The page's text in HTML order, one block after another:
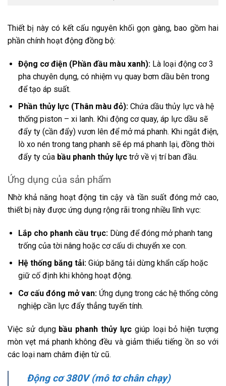
Thiết bị này có kết cấu nguyên khối gọn gàng, bao gồm hai
phần chính hoạt động đồng bộ:
Động cơ điện (Phần đầu màu xanh):Là loại động cơ 3
pha chuyên dụng, có nhiệm vụ quay bơm dầu bên trong
để tạo áp suất.
Phần thủy lực (Thân màu đỏ):Chứa dầu thủy lực và hệ
thống piston – xi lanh. Khi động cơ quay, áp lực dầu sẽ
đẩy ty (cần đẩy) vươn lên để mở má phanh. Khi ngắt điện,
lò xo nén trong tang phanh sẽ ép má phanh lại, đồng thời
đẩy ty của bầu phanh thủy lựctrở về vị trí ban đầu.
Ứng dụng của sản phẩm
Nhờ khả năng hoạt động tin cậy và tần suất đóng mở cao,
thiết bị này được ứng dụng rộng rãi trong nhiều lĩnh vực:
Lắp cho phanh cầu trục:Dùng để đóng mở phanh tang
trống của tời nâng hoặc cơ cấu di chuyển xe con.
Hệ thống băng tải:Giúp băng tải dừng khẩn cấp hoặc
giữ cố định khi không hoạt động.
Cơ cấu đóng mở van:Ứng dụng trong các hệ thống công
nghiệp cần lực đẩy thẳng tuyến tính.
Việc sử dụng bầu phanh thủy lựcgiúp loại bỏ hiện tượng
mòn vẹt má phanh không đều và giảm thiểu tiếng ồn so với
các loại nam châm điện từ cũ.
Động cơ 380V (mô tơ chân chạy)